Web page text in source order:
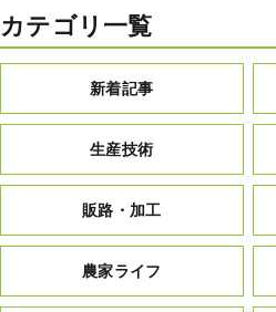
カテゴリ一覧
新着記事
生産技術
販路・加工
農家ライフ